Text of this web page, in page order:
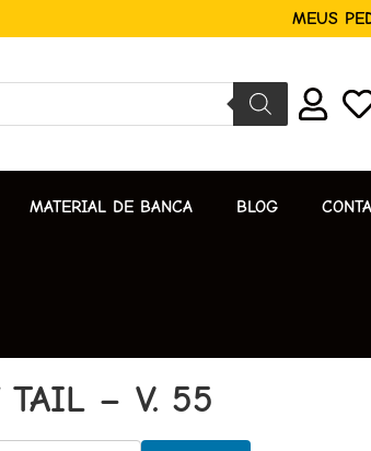
MEUS
MATERIAL DE BANCA BLOG
TAIL – V. 55